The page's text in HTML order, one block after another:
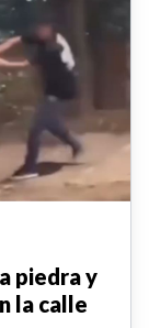
piedra y
la calle